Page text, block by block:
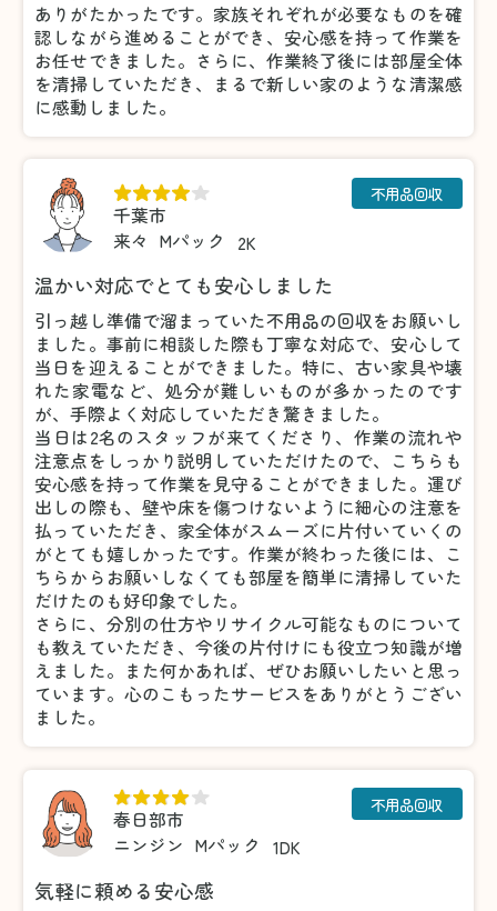
ありがたかったです。家族それぞれが必要なものを確
認しながら進めることができ、安心感を持って作業を
お任せできました。さらに、作業終了後には部屋全体
を清掃していただき、まるで新しい家のような清潔感
に感動しました。
千葉市
来々 Mパック 2K
不用品回収
温かい対応でとても安心しました
引っ越し準備で溜まっていた不用品の回収をお願いし
ました。事前に相談した際も丁寧な対応で、安心して
当日を迎えることができました。特に、古い家具や壊
れた家電など、処分が難しいものが多かったのです
が、手際よく対応していただき驚きました。
当日は2名のスタッフが来てくださり、作業の流れや
注意点をしっかり説明していただけたので、こちらも
安心感を持って作業を見守ることができました。運び
出しの際も、壁や床を傷つけないように細心の注意を
払っていただき、家全体がスムーズに片付いていくの
がとても嬉しかったです。作業が終わった後には、こ
ちらからお願いしなくても部屋を簡単に清掃していた
だけたのも好印象でした。
さらに、分別の仕方やリサイクル可能なものについて
も教えていただき、今後の片付けにも役立つ知識が増
えました。また何かあれば、ぜひお願いしたいと思っ
ています。心のこもったサービスをありがとうござい
ました。
春日部市
ニンジン Mパック 1DK
不用品回収
気軽に頼める安心感